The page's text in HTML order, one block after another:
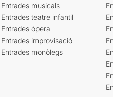
Entrades musicals
Entrades teatre infantil
Entrades òpera
Entrades improvisació
Entrades monòlegs